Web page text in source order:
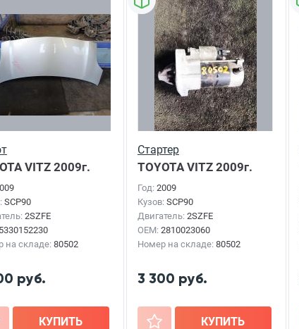
VITZ 2009г.
SCP90
2SZFE
5330152230
на складе: 80502
руб.
КУПИТЬ
Стартер
TOYOTA VITZ 2009г.
Год: 2009
Кузов: SCP90
Двигатель: 2SZFE
OEM: 2810023060
Номер на складе: 80502
3 300 руб.
+ КУПИТЬ